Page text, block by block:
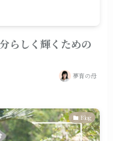
らしく輝くための
夢育の母
Blog